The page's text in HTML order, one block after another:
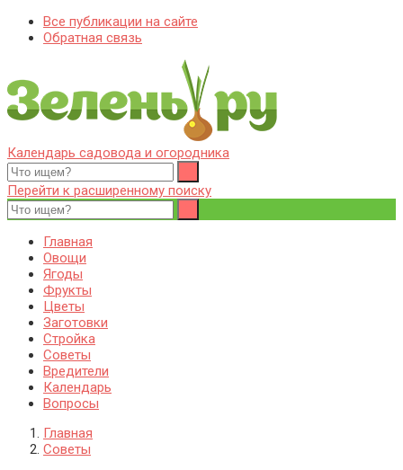
Все публикации на сайте
Обратная связь
Zelenj.ru – все про садоводство, земледелие, фермерство и
птицеводство
Особенности садоводства, земледелия, фермерства и
птицеводства. Выращивания культур, сбор и хранение урожая.
Уход за дачным участком, деревьями и кустами. Полезные
советы дачникам и садоводам
Календарь садовода и огородника
Перейти к расширенному поиску
Главная
Овощи
Ягоды
Фрукты
Цветы
Заготовки
Стройка
Советы
Вредители
Календарь
Вопросы
Главная
Советы